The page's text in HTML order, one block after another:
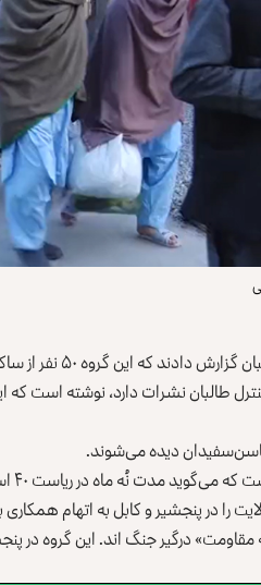
نفر از ساکنان ولایت پنجشیر را از زندان آزاد کرده‌ است.
طالبان نشرات دارد، نوشته است که
دیده می‌شوند.
نُه ماه در ریاست ۴۰ استخبارات طالبان زندانی بوده است.
را در پنجشیر و کابل به اتهام
مقاومت» درگیر جنگ اند. این گروه در